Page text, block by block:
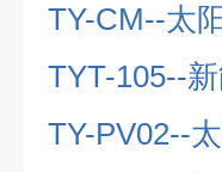
TY-CM--太
TYT-105--
TY-PV02--